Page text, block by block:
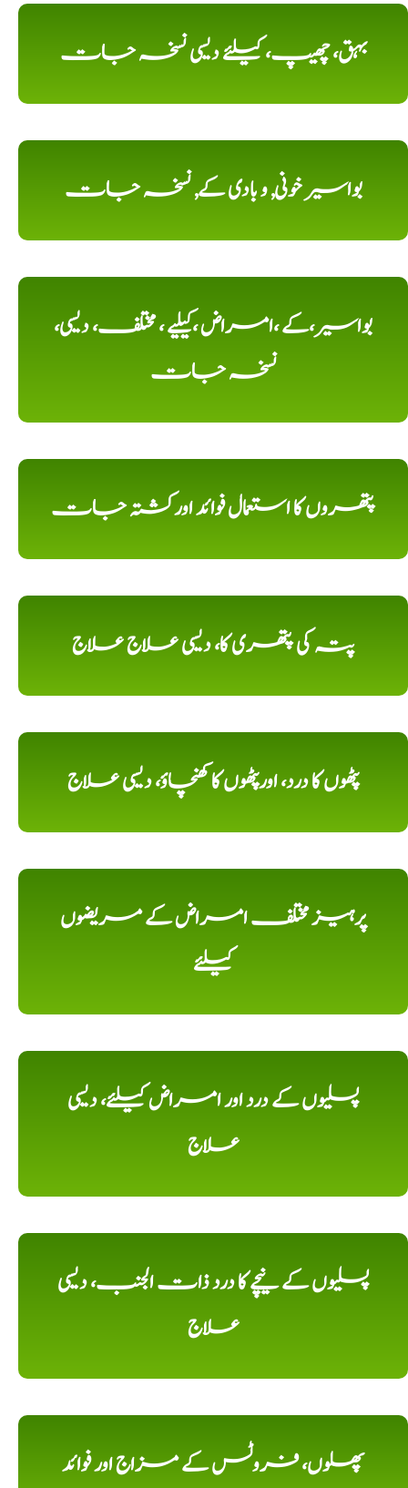
بہق، چھیپ، کیلئے دیسی نسخہ جات
بواسیر خونی, و بادی کے, نسخہ جات
بواسیر،کے ،امراض ،کیلیے ، مختلف، دیسی،
نسخہ جات
پتھروں کا استعمال فوائد اورکشتہ جات
پتہ کی پتھری کا، دیسی علاج علاج
پٹھوں کا درد، اورپٹھوں کا کھنچاؤ، دیسی علاج
پرہیز مختلف امراض کے مریضوں
کیلئے
پسلیوں کے درد اور امراض کیلئے، دیسی
علاج
پسلیوں کے نیچے کا درد ذات الجنب، دیسی
علاج
پھلوں، فروٹس کے مزاج اور فوائد